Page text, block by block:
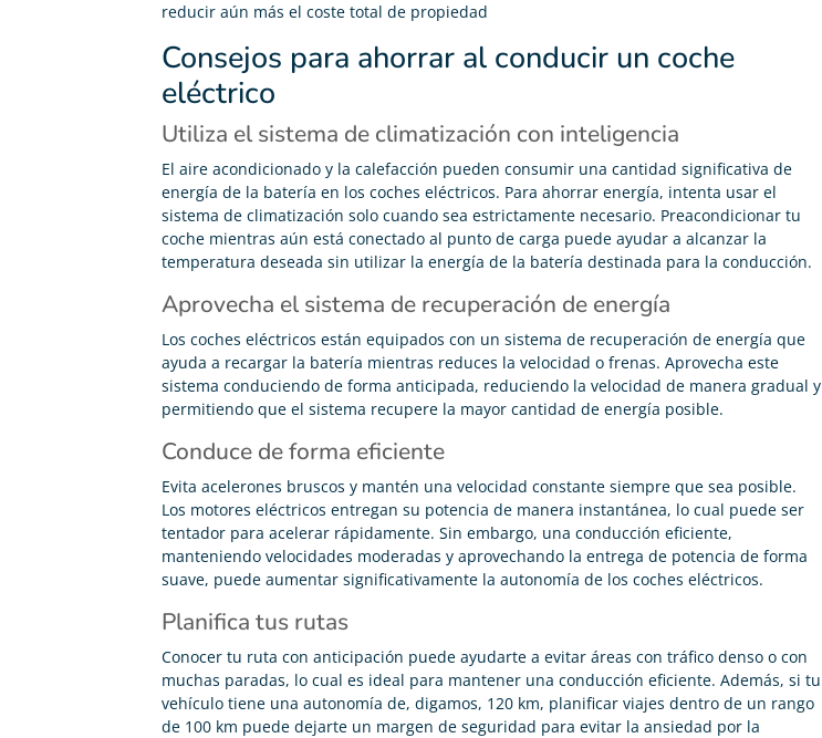
reducir aún más el coste total de propiedad
Consejos para ahorrar al conducir un coche
eléctrico
Utiliza el sistema de climatización con inteligencia
El aire acondicionado y la calefacción pueden consumir una cantidad significativa de
energía de la batería en los coches eléctricos. Para ahorrar energía, intenta usar el
sistema de climatización solo cuando sea estrictamente necesario. Preacondicionar tu
coche mientras aún está conectado al punto de carga puede ayudar a alcanzar la
temperatura deseada sin utilizar la energía de la batería destinada para la conducción.
Aprovecha el sistema de recuperación de energía
Los coches eléctricos están equipados con un sistema de recuperación de energía que
ayuda a recargar la batería mientras reduces la velocidad o frenas. Aprovecha este
sistema conduciendo de forma anticipada, reduciendo la velocidad de manera gradual y
permitiendo que el sistema recupere la mayor cantidad de energía posible.
Conduce de forma eficiente
Evita acelerones bruscos y mantén una velocidad constante siempre que sea posible.
Los motores eléctricos entregan su potencia de manera instantánea, lo cual puede ser
tentador para acelerar rápidamente. Sin embargo, una conducción eficiente,
manteniendo velocidades moderadas y aprovechando la entrega de potencia de forma
suave, puede aumentar significativamente la autonomía de los coches eléctricos.
Planifica tus rutas
Conocer tu ruta con anticipación puede ayudarte a evitar áreas con tráfico denso o con
muchas paradas, lo cual es ideal para mantener una conducción eficiente. Además, si tu
vehículo tiene una autonomía de, digamos, 120 km, planificar viajes dentro de un rango
de 100 km puede dejarte un margen de seguridad para evitar la ansiedad por la